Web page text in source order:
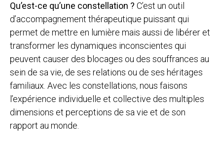
Qu’est-ce qu’une constellation ? C’est un outil
d’accompagnement thérapeutique puissant qui
permet de mettre en lumière mais aussi de libérer et
transformer les dynamiques inconscientes qui
peuvent causer des blocages ou des souffrances au
sein de sa vie, de ses relations ou de ses héritages
familiaux. Avec les constellations, nous faisons
l’expérience individuelle et collective des multiples
dimensions et perceptions de sa vie et de son
rapport au monde.